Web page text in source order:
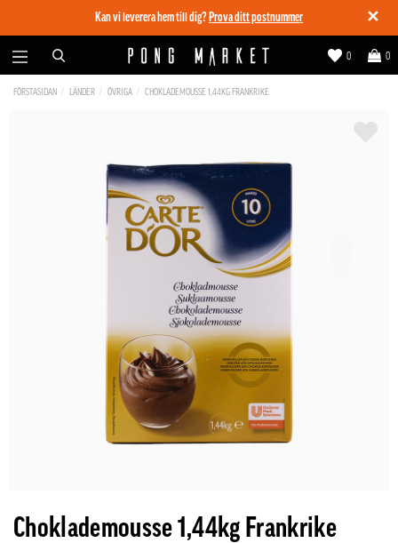
✕
Kan vi leverera hem till dig? Prova ditt postnummer
0
0
FÖRSTASIDAN LÄNDER ÖVRIGA CHOKLADEMOUSSE 1,44KG FRANKRIKE
Choklademousse 1,44kg Frankrike